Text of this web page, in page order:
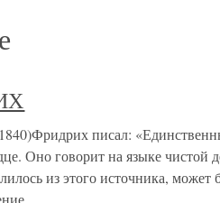
писал:
Оно говорит на языке чистой
из этого источника,